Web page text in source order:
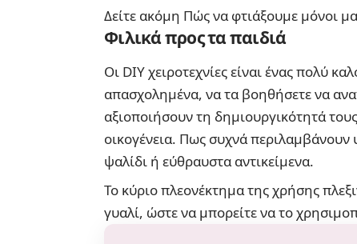
Δείτε ακόμη Πώς να φτιάξουμε μόνοι
Φιλικά προς τα παιδιά
Οι DIY χειροτεχνίες είναι ένας πολύ
απασχολημένα, να τα βοηθήσετε να
αξιοποιήσουν τη δημιουργικότητά
οικογένεια. Πως συχνά περιλαμβάνουν
ψαλίδι ή εύθραυστα αντικείμενα.
Το κύριο πλεονέκτημα της χρήσης
γυαλί, ώστε να μπορείτε να το